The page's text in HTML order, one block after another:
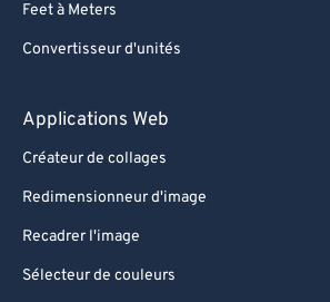
Feet à Meters
Convertisseur d'unités
Applications Web
Créateur de collages
Redimensionneur d'image
Recadrer l'image
Sélecteur de couleurs